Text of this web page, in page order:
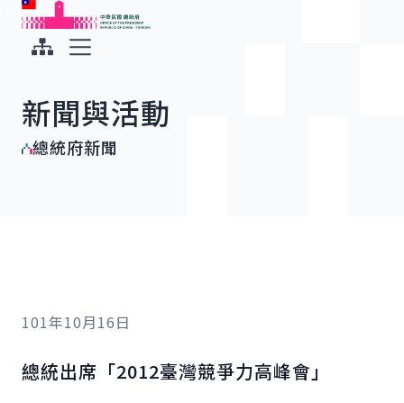
跳到主要內容
中華民國總統府
新聞與活動
總統府新聞
101年10月16日
總統出席「2012臺灣競爭力高峰會」